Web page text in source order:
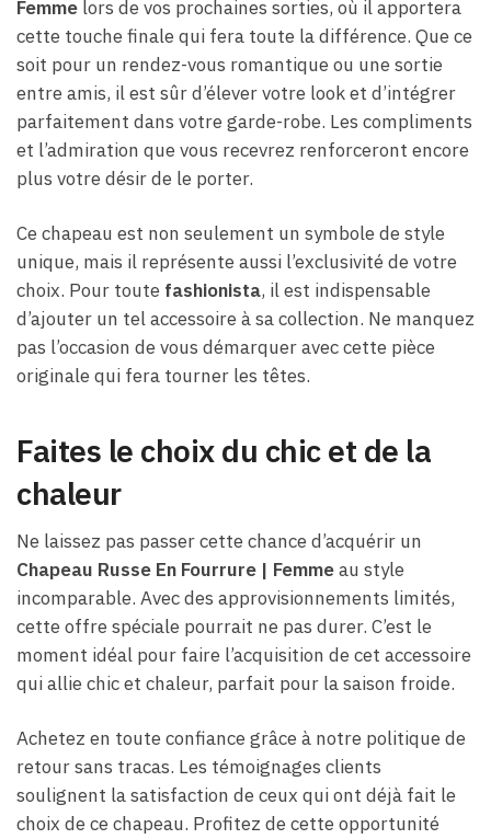
Femme lors de vos prochaines sorties, où il apportera
cette touche finale qui fera toute la différence. Que ce
soit pour un rendez-vous romantique ou une sortie
entre amis, il est sûr d’élever votre look et d’intégrer
parfaitement dans votre garde-robe. Les compliments
et l’admiration que vous recevrez renforceront encore
plus votre désir de le porter.
Ce chapeau est non seulement un symbole de style
unique, mais il représente aussi l’exclusivité de votre
choix. Pour toute fashionista, il est indispensable
d’ajouter un tel accessoire à sa collection. Ne manquez
pas l’occasion de vous démarquer avec cette pièce
originale qui fera tourner les têtes.
Faites le choix du chic et de la
chaleur
Ne laissez pas passer cette chance d’acquérir un
Chapeau Russe En Fourrure | Femmeau style
incomparable. Avec des approvisionnements limités,
cette offre spéciale pourrait ne pas durer. C’est le
moment idéal pour faire l’acquisition de cet accessoire
qui allie chic et chaleur, parfait pour la saison froide.
Achetez en toute confiance grâce à notre politique de
retour sans tracas. Les témoignages clients
soulignent la satisfaction de ceux qui ont déjà fait le
choix de ce chapeau. Profitez de cette opportunité